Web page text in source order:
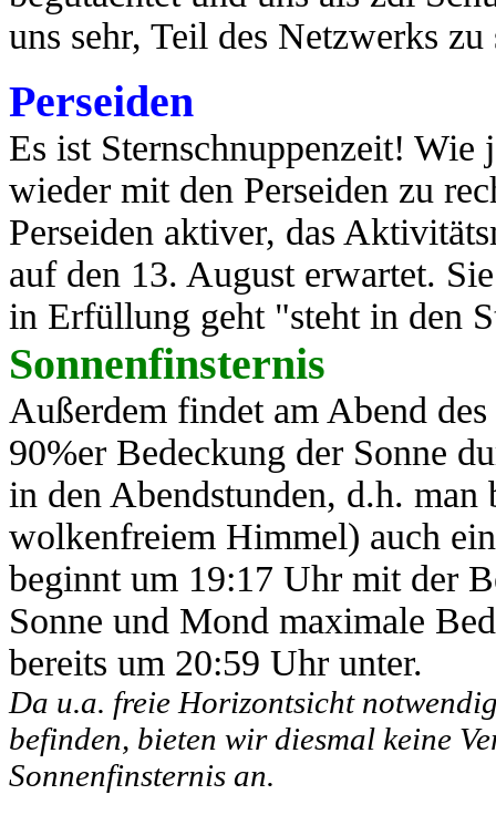
uns sehr, Teil des Netzwerks
Perseiden
Es ist Sternschnuppenzeit! Wie
wieder mit den Perseiden zu
Perseiden aktiver, das
auf den 13. August erwartet.
in Erfüllung geht "steht in den
Sonnenfinsternis
Außerdem findet am Abend
90%er Bedeckung der Sonne
in den Abendstunden, d.h. man
wolkenfreiem Himmel) auch
beginnt um 19:17 Uhr mit der
Sonne und Mond maximale
bereits um 20:59 Uhr unter.
Da u.a. freie Horizontsicht
befinden, bieten wir diesmal keine
Sonnenfinsternis an.